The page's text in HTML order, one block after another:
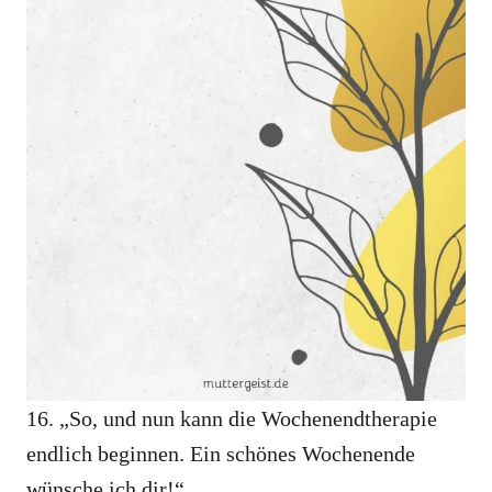
16. „So, und nun kann die Wochenendtherapie
endlich beginnen. Ein schönes Wochenende